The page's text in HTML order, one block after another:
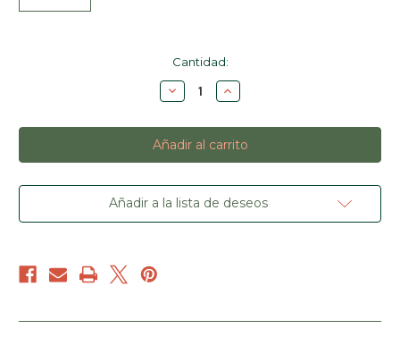
Cantidad:
Disminuir
la
de
Pashte
(Paxte)
Aumentar
la
de
Pashte
(Paxte)
Añadir a la lista de deseos